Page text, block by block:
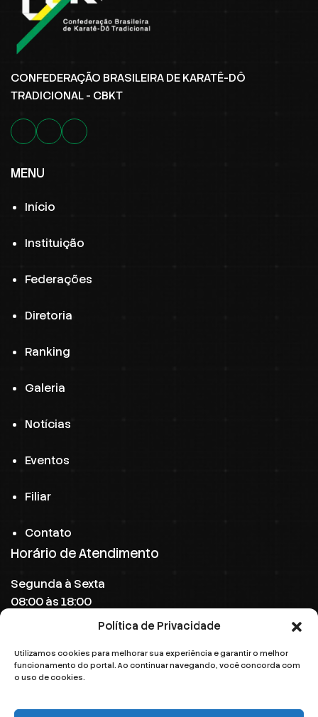
Política de Privacidade
Utilizamos cookies para melhorar sua experiência e garantir o melhor
funcionamento do portal. Ao continuar navegando, você concorda com
o uso de cookies.
CONFEDERAÇÃO BRASILEIRA DE KARATÊ-DÔ
TRADICIONAL - CBKT
MENU
Início
Instituição
Federações
Diretoria
Ranking
Galeria
Notícias
Eventos
Filiar
Contato
Horário de Atendimento
Segunda à Sexta
08:00 às 18:00
08:00 às 12:00
Domingo